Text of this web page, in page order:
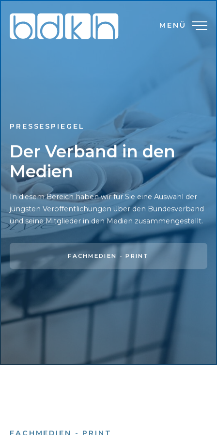
MENÜ
PRESSESPIEGEL
Der Verband in den
Medien
In diesem Bereich haben wir für Sie eine Auswahl der
jüngsten Veröffentlichungen über den Bundesverband
und seine Mitglieder in den Medien zusammengestellt.
FACHMEDIEN - PRINT
FACHMEDIEN - PRINT